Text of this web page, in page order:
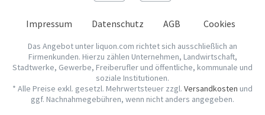
Impressum Datenschutz AGB Cookies
Das Angebot unter liquon.com richtet sich ausschließlich an
Firmenkunden. Hierzu zählen Unternehmen, Landwirtschaft,
Stadtwerke, Gewerbe, Freiberufler und öffentliche, kommunale und
soziale Institutionen.
* Alle Preise exkl. gesetzl. Mehrwertsteuer zzgl. Versandkosten und
ggf. Nachnahmegebühren, wenn nicht anders angegeben.